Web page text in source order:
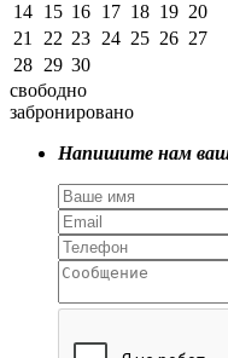
14 15 16 17 18 19 20
21
22 23 24 25 26 27
28 29 30
свободно
забронировано
Напишите нам